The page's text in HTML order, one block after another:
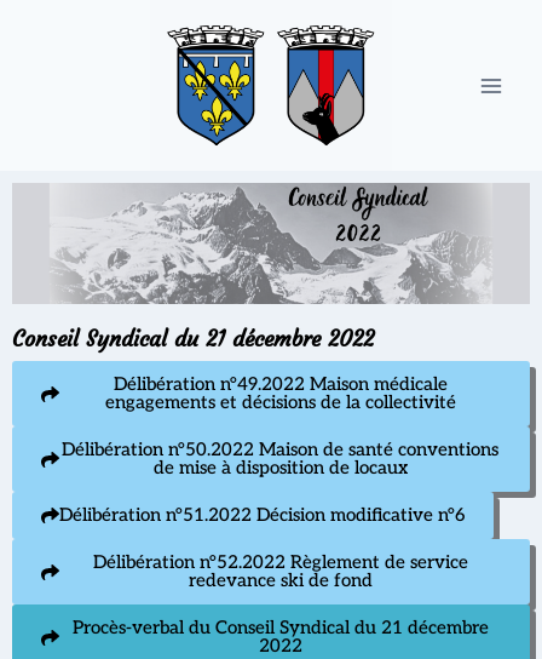
Conseil Syndical du 21 décembre 2022
Délibération n°49.2022 Maison médicale
engagements et décisions de la collectivité
Délibération n°50.2022 Maison de santé conventions
de mise à disposition de locaux
Délibération n°51.2022 Décision modificative n°6
Délibération n°52.2022 Règlement de service
redevance ski de fond
Procès-verbal du Conseil Syndical du 21 décembre
2022